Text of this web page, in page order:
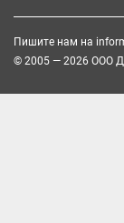
Пишите нам на
© 2005 — 2026 ООО